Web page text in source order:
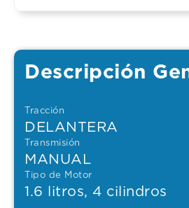
Descripción
Tracción
DELANTERA
Transmisión
MANUAL
Tipo de Motor
1.6 litros, 4 cilindros